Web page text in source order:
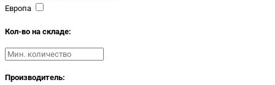
Европа
Кол-во на складе:
Производитель: